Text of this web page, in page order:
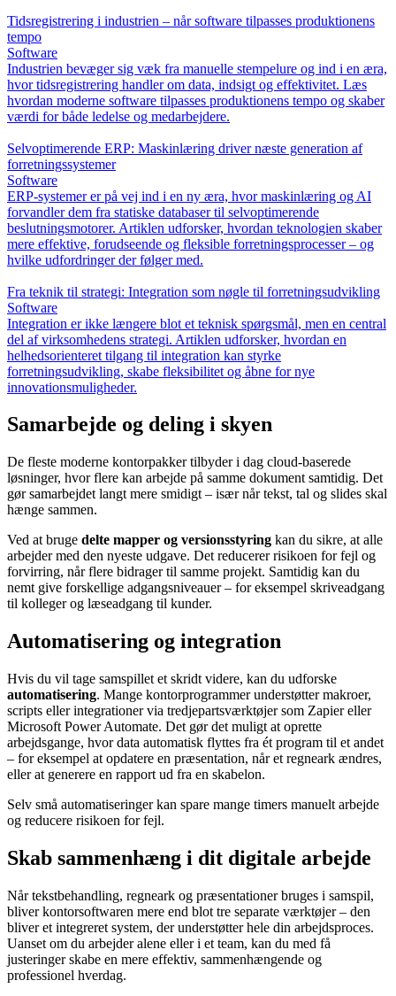
Tidsregistrering i industrien – når software tilpasses produktionens
tempo
Software
Industrien bevæger sig væk fra manuelle stempelure og ind i en æra,
hvor tidsregistrering handler om data, indsigt og effektivitet. Læs
hvordan moderne software tilpasses produktionens tempo og skaber
værdi for både ledelse og medarbejdere.
Selvoptimerende ERP: Maskinlæring driver næste generation af
forretningssystemer
Software
ERP-systemer er på vej ind i en ny æra, hvor maskinlæring og AI
forvandler dem fra statiske databaser til selvoptimerende
beslutningsmotorer. Artiklen udforsker, hvordan teknologien skaber
mere effektive, forudseende og fleksible forretningsprocesser – og
hvilke udfordringer der følger med.
Fra teknik til strategi: Integration som nøgle til forretningsudvikling
Software
Integration er ikke længere blot et teknisk spørgsmål, men en central
del af virksomhedens strategi. Artiklen udforsker, hvordan en
helhedsorienteret tilgang til integration kan styrke
forretningsudvikling, skabe fleksibilitet og åbne for nye
innovationsmuligheder.
Samarbejde og deling i skyen
De fleste moderne kontorpakker tilbyder i dag cloud-baserede
løsninger, hvor flere kan arbejde på samme dokument samtidig. Det
gør samarbejdet langt mere smidigt – især når tekst, tal og slides skal
hænge sammen.
Ved at bruge delte mapper og versionsstyring kan du sikre, at alle
arbejder med den nyeste udgave. Det reducerer risikoen for fejl og
forvirring, når flere bidrager til samme projekt. Samtidig kan du
nemt give forskellige adgangsniveauer – for eksempel skriveadgang
til kolleger og læseadgang til kunder.
Automatisering og integration
Hvis du vil tage samspillet et skridt videre, kan du udforske
automatisering. Mange kontorprogrammer understøtter makroer,
scripts eller integrationer via tredjepartsværktøjer som Zapier eller
Microsoft Power Automate. Det gør det muligt at oprette
arbejdsgange, hvor data automatisk flyttes fra ét program til et andet
– for eksempel at opdatere en præsentation, når et regneark ændres,
eller at generere en rapport ud fra en skabelon.
Selv små automatiseringer kan spare mange timers manuelt arbejde
og reducere risikoen for fejl.
Skab sammenhæng i dit digitale arbejde
Når tekstbehandling, regneark og præsentationer bruges i samspil,
bliver kontorsoftwaren mere end blot tre separate værktøjer – den
bliver et integreret system, der understøtter hele din arbejdsproces.
Uanset om du arbejder alene eller i et team, kan du med få
justeringer skabe en mere effektiv, sammenhængende og
professionel hverdag.